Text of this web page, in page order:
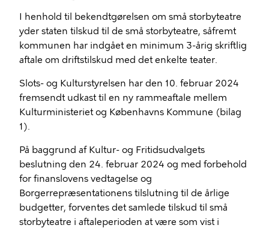
I henhold til bekendtgørelsen om små storbyteatre
yder staten tilskud til de små storbyteatre, såfremt
kommunen har indgået en minimum 3-årig skriftlig
aftale om driftstilskud med det enkelte teater.
Slots- og Kulturstyrelsen har den 10. februar 2024
fremsendt udkast til en ny rammeaftale mellem
Kulturministeriet og Københavns Kommune (bilag
1).
På baggrund af Kultur- og Fritidsudvalgets
beslutning den 24. februar 2024 og med forbehold
for finanslovens vedtagelse og
Borgerrepræsentationens tilslutning til de årlige
budgetter, forventes det samlede tilskud til små
storbyteatre i aftaleperioden at være som vist i